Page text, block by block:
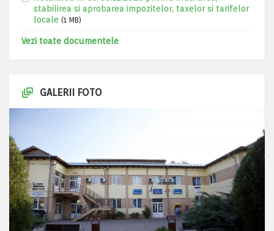
stabilirea si aprobarea impozitelor, taxelor si tarifelor
locale (1 MB)
Vezi toate documentele
GALERII FOTO